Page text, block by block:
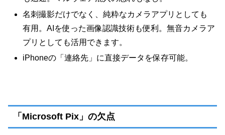
名刺撮影だけでなく、純粋なカメラアプリとしても
有用。AIを使った画像認識技術も便利。無音カメラア
プリとしても活用できます。
iPhoneの「連絡先」に直接データを保存可能。
「Microsoft Pix」の欠点